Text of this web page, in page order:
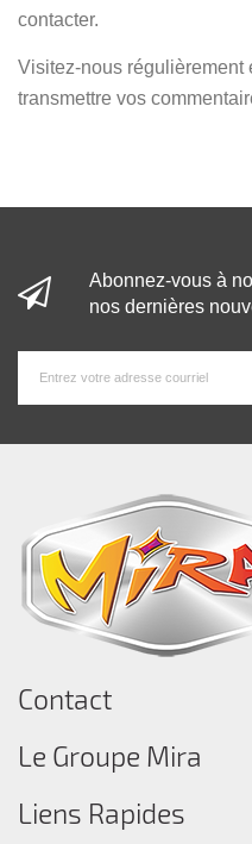
contacter.
Visitez-nous régulièrement
transmettre vos
Abonnez-vous à
nos dernières
Contact
Le Groupe Mira
Liens Rapides